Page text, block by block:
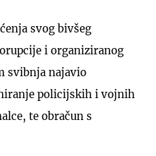
svog bivšeg
i organiziranog
svibnja najavio
policijskih i vojnih
te obračun s